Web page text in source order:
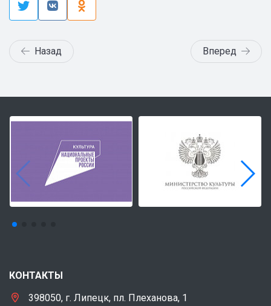
Назад Вперед
КОНТАКТЫ
398050, г. Липецк, пл. Плеханова, 1